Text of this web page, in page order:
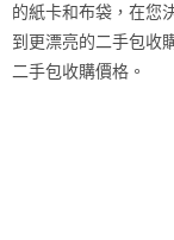
的紙卡和布袋，在您
到更漂亮的二手包收
二手包收購價格。